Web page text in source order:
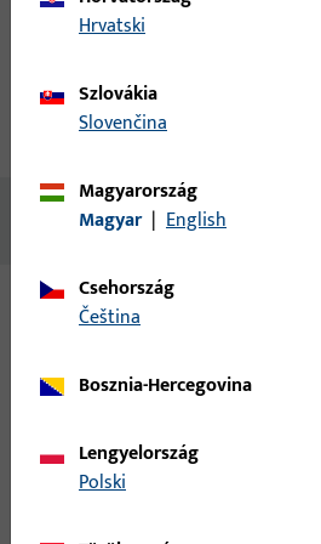
Letöltések
Nincs elérhető tartalom
Ehhez a termékhez az alábbi
6-33579-00-L-1 |
Hrvatski
Szlovákia
Slovenčina
Magyarország
Magyar | English
Csehország
čeština
Bosznia-Hercegovina
Lengyelország
Polski